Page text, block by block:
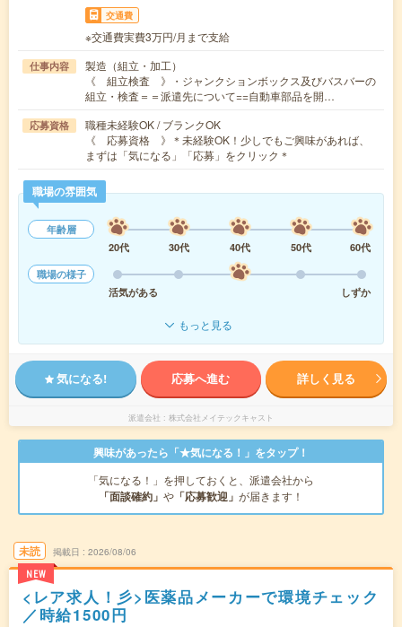
交通費
※交通費実費3万円/月まで支給
仕事内容
製造（組立・加工）
《 組立検査 》・ジャンクションボックス及びバスバーの
組立・検査＝＝派遣先について==自動車部品を開…
応募資格
職種未経験OK / ブランクOK
《 応募資格 》＊未経験OK！少しでもご興味があれば、
まずは「気になる」「応募」をクリック＊
職場の雰囲気
年齢層
20代
30代 40代 50代
60代
職場の様子
活気がある
しずか
もっと見る
気になる! 応募へ進む 詳しく見る
派遣会社 株式会社メイテックキャスト
興味があったら「★気になる！」をタップ！
「気になる！」を押しておくと、派遣会社から
「面談確約」 や 「応募歓迎」 が届きます！
未読
NEW
掲載日 2026/08/06
<レア求人！彡>医薬品メーカーで環境チェック
／時給1500円